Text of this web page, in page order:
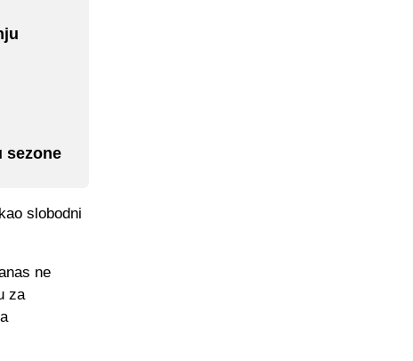
sezone
slobodni
ne
za